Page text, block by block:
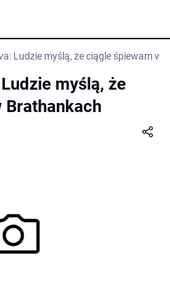
Ludzie myślą, że ciągle śpiewam w
myślą, że
Brathankach